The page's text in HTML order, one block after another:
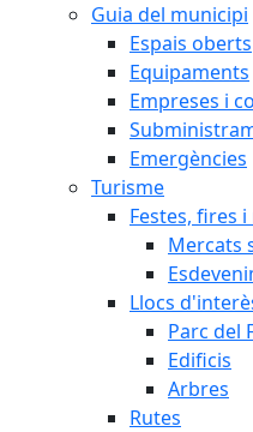
Guia del municipi
Espais oberts
Equipaments
Empreses i
Emergències
Turisme
Festes, fires
Mercats
Llocs
Parc del
Edificis
Arbres
Rutes